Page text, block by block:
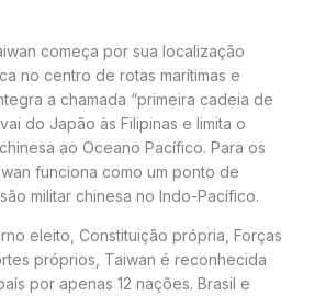
começa por sua localização
no centro de rotas marítimas e
a chamada “primeira cadeia de
do Japão às Filipinas e limita o
ao Oceano Pacífico. Para os
funciona como um ponto de
militar chinesa no Indo-Pacífico.
eleito, Constituição própria, Forças
próprios, Taiwan é reconhecida
por apenas 12 nações. Brasil e